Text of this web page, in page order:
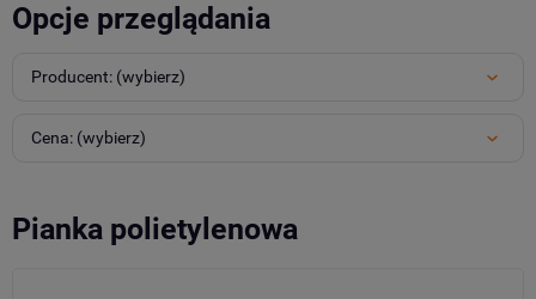
Opcje przeglądania
Producent: (wybierz)
Cena: (wybierz)
Pianka polietylenowa